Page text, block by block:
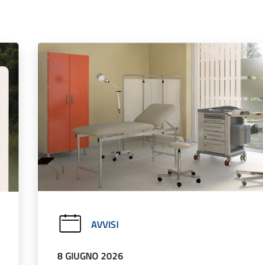
AVVISI
8 GIUGNO 2026